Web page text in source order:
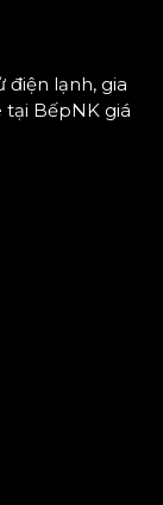
thực
lạnh, gia
BếpNK giá